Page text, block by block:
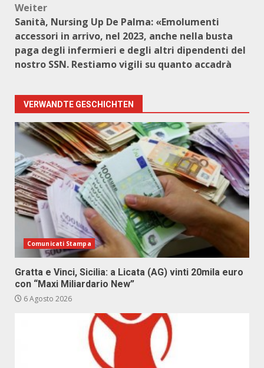
Weiter
Sanità, Nursing Up De Palma: «Emolumenti
accessori in arrivo, nel 2023, anche nella busta
paga degli infermieri e degli altri dipendenti del
nostro SSN. Restiamo vigili su quanto accadrà
VERWANDTE GESCHICHTEN
Comunicati Stampa
Gratta e Vinci, Sicilia: a Licata (AG) vinti 20mila euro
con “Maxi Miliardario New”
6 Agosto 2026